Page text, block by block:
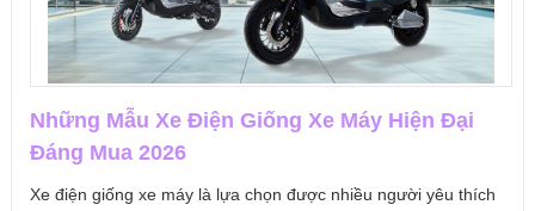
Những Mẫu Xe Điện Giống Xe Máy Hiện Đại
Đáng Mua 2026
Xe điện giống xe máy là lựa chọn được nhiều người yêu thích